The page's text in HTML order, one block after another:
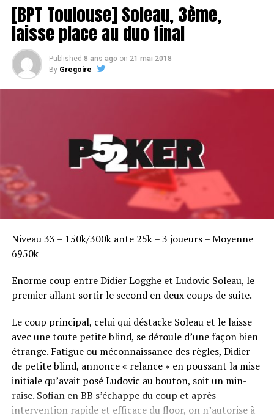
[BPT Toulouse] Soleau, 3ème,
laisse place au duo final
Published 8 ans ago on 21 mai 2018
By Gregoire
Niveau 33 – 150k/300k ante 25k – 3 joueurs – Moyenne
6950k
Enorme coup entre Didier Logghe et Ludovic Soleau, le
premier allant sortir le second en deux coups de suite.
Le coup principal, celui qui déstacke Soleau et le laisse
avec une toute petite blind, se déroule d’une façon bien
étrange. Fatigue ou méconnaissance des règles, Didier
de petite blind, annonce « relance » en poussant la mise
initiale qu’avait posé Ludovic au bouton, soit un min-
raise. Sofian en BB s’échappe du coup et après
intervention rapide et efficace du floor, on n’autorise à